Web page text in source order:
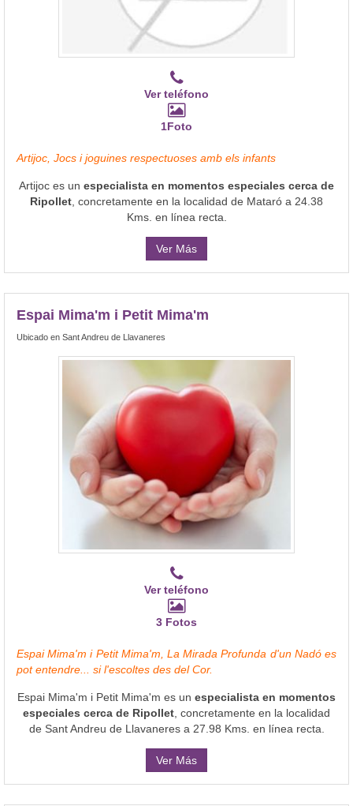
Ver teléfono
1Foto
Artijoc, Jocs i joguines respectuoses amb els infants
Artijoc es un especialista en momentos especiales cerca de
Ripollet , concretamente en la localidad de Mataró a 24.38
Kms. en línea recta.
Ver Más
Espai Mima'm i Petit Mima'm
Ubicado en Sant Andreu de Llavaneres
Ver teléfono
3 Fotos
Espai Mima'm i Petit Mima'm, La Mirada Profunda d'un Nadó es
pot entendre... si l'escoltes des del Cor.
Espai Mima'm i Petit Mima'm es un especialista en momentos
especiales cerca de Ripollet , concretamente en la localidad
de Sant Andreu de Llavaneres a 27.98 Kms. en línea recta.
Ver Más